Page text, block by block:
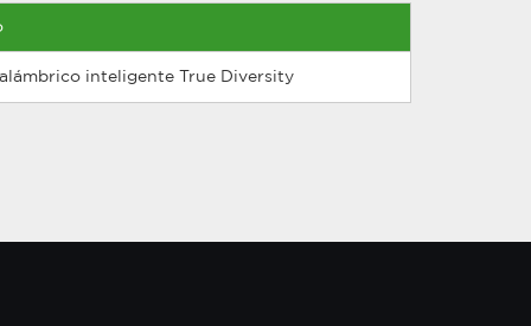
inteligente True Diversity